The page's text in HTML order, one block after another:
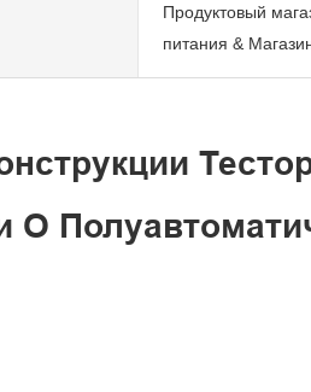
Продуктовый
питания &
О